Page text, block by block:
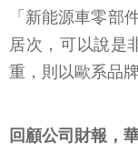
「新能源車零部
居次，可以說是
重，則以歐系品
回顧公司財報，